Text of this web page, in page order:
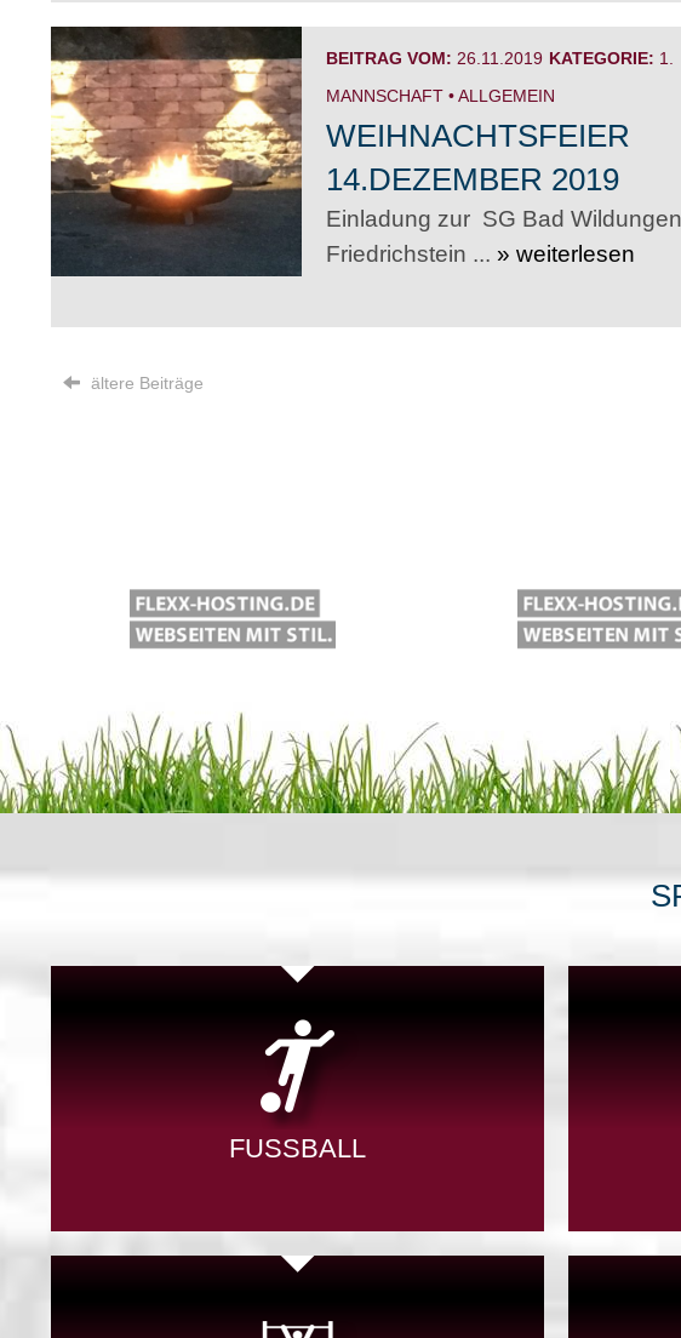
BEITRAG VOM: 26.11.2019 KATEGORIE: 1.
MANNSCHAFT•ALLGEMEIN
WEIHNACHTSFEIER
14.DEZEMBER 2019
Einladung zur SG Bad
Friedrichstein ... » weiterlesen
ältere Beiträge
FUSSBALL